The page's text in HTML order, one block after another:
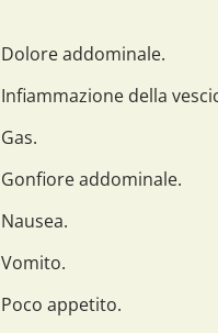
Dolore addominale.
Infiammazione della
Gas.
Gonfiore addominale.
Nausea.
Vomito.
Poco appetito.